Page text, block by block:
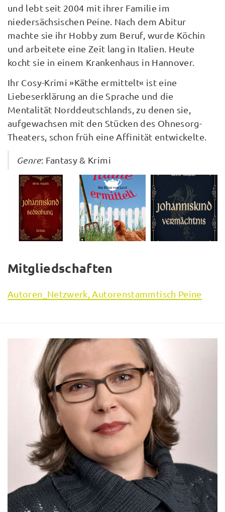
und lebt seit 2004 mit ihrer Familie im
niedersächsischen Peine. Nach dem Abitur
machte sie ihr Hobby zum Beruf, wurde Köchin
und arbeitete eine Zeit lang in Italien. Heute
kocht sie in einem Krankenhaus in Hannover.
Ihr Cosy-Krimi »Käthe ermittelt« ist eine
Liebeserklärung an die Sprache und die
Mentalität Norddeutschlands, zu denen sie,
aufgewachsen mit den Stücken des Ohnesorg-
Theaters, schon früh eine Affinität entwickelte.
Genre: Fantasy & Krimi
Mitgliedschaften
Autoren_Netzwerk, Autorenstammtisch Peine